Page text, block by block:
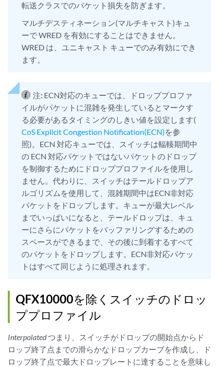
転送クラスでのパケット損失を防ぎます。
マルチデスティネーション(マルチキャスト)キュ
ーで WRED を有効にすることはできません。
WRED は、ユニキャスト キューでのみ有効にでき
ます。
注: ECN対応のキューでは、ドロッププロファ
イルがパケットに混雑を発生しているとマークす
る必要があるタイミングのしきい値を設定します(
CoS Explicit Congestion Notification(ECN)を参
照)。ECN 対応キューでは、スイッチは輻輳期間中
の ECN 対応パケットではないパケットのドロップ
を制御するためにドロッププロファイルを使用し
ません。代わりに、スイッチはテールドロップア
ルゴリズムを使用して、混雑期間中はECN非対応
パケットをドロップします。キューが最大レベル
までいっぱいになると、テールドロップは、キュ
ーにさらにパケットをバッファリングするための
スペースができるまで、その後に到着するすべて
のパケットをドロップします。ECN非対応パケッ
トはすべて同じように処理されます。
QFX10000を除くスイッチのドロッ
ププロファイル
Interpolatedつまり、スイッチがドロップの開始点からド
ロップ終了点までの滑らかなドロップカーブを作成し、ド
ロップ終了点で最大ドロップレートに達することを意味し